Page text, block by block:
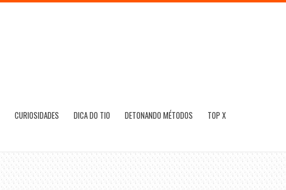
CURIOSIDADES DICA DO TIO DETONANDO MÉTODOS TOP X